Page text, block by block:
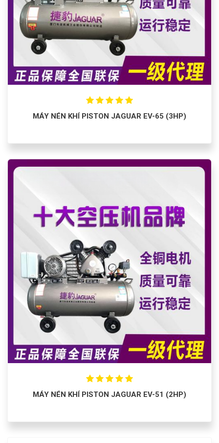
MÁY NÉN KHÍ PISTON JAGUAR EV-65 (3HP)
MÁY NÉN KHÍ PISTON JAGUAR EV-51 (2HP)